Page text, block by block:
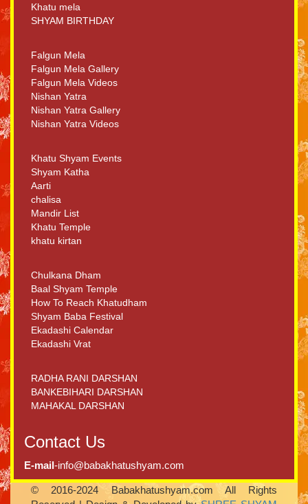
Khatu mela
SHYAM BIRTHDAY
Falgun Mela
Falgun Mela Gallery
Falgun Mela Videos
Nishan Yatra
Nishan Yatra Gallery
Nishan Yatra Videos
Khatu Shyam Events
Shyam Katha
Aarti
chalisa
Mandir List
Khatu Temple
khatu kirtan
Chulkana Dham
Baal Shyam Temple
How To Reach Khatudham
Shyam Baba Festival
Ekadashi Calendar
Ekadashi Vrat
RADHA RANI DARSHAN
BANKEBIHARI DARSHAN
MAHAKAL DARSHAN
Contact Us
E-mail-info@babakhatushyam.com
© 2016-2024 Babakhatushyam.com All Rights